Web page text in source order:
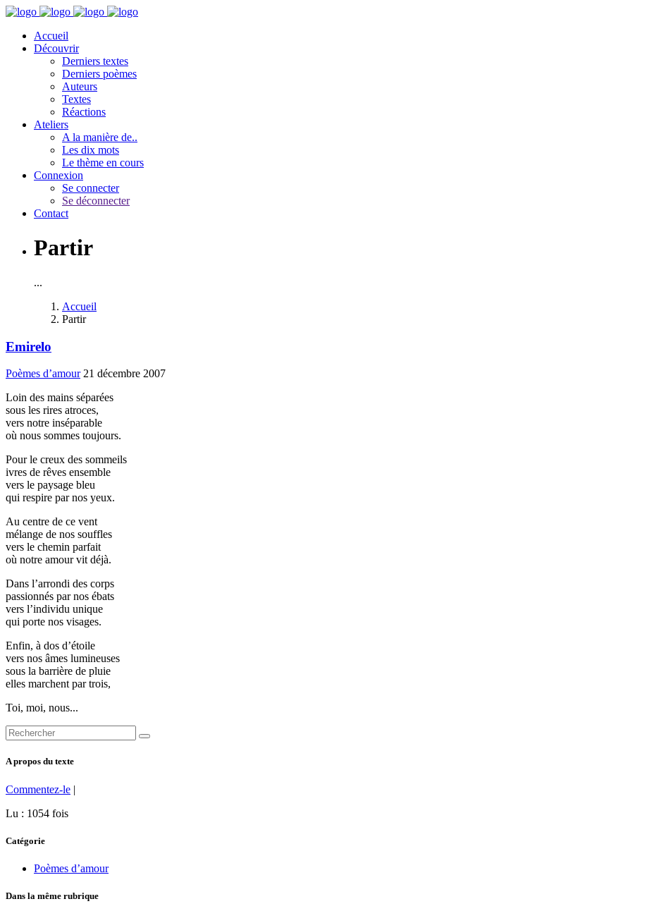
Accueil
Découvrir
Derniers textes
Derniers poèmes
Auteurs
Textes
Réactions
Ateliers
A la manière de..
Les dix mots
Le thème en cours
Connexion
Se connecter
Se déconnecter
Contact
Partir
...
Accueil
Partir
Emirelo
Poèmes d’amour 21 décembre 2007
Loin des mains séparées
sous les rires atroces,
vers notre inséparable
où nous sommes toujours.
Pour le creux des sommeils
ivres de rêves ensemble
vers le paysage bleu
qui respire par nos yeux.
Au centre de ce vent
mélange de nos souffles
vers le chemin parfait
où notre amour vit déjà.
Dans l’arrondi des corps
passionnés par nos ébats
vers l’individu unique
qui porte nos visages.
Enfin, à dos d’étoile
vers nos âmes lumineuses
sous la barrière de pluie
elles marchent par trois,
Toi, moi, nous...
A propos du texte
Commentez-le |
Lu : 1054 fois
Catégorie
Poèmes d’amour
Dans la même rubrique